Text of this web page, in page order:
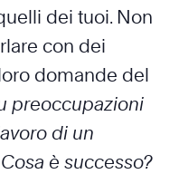
dei tuoi. Non
con dei
domande del
preoccupazioni
di un
è successo?